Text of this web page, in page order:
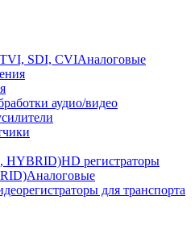
SDI, CVIАналоговые
аудио/видео
HYBRID)HD регистраторы
Аналоговые
для транспорта